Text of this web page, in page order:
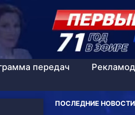
передач
ПОСЛЕДНИЕ НОВОСТИ